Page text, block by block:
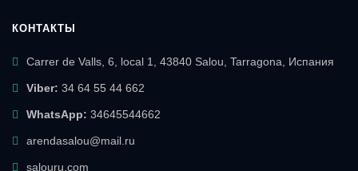
КОНТАКТЫ
Carrer de Valls, 6, local 1, 43840 Salou, Tarragona, Испания
Viber: 34 64 55 44 662
WhatsApp: 34645544662
arendasalou@mail.ru
salouru.com